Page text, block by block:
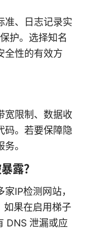
准、日志记录实
护。选择知名
全性的有效方
宽限制、数据收
码。若要保障隐
。
露？
IP检测网站，
如果在启用梯子
DNS 泄漏或应